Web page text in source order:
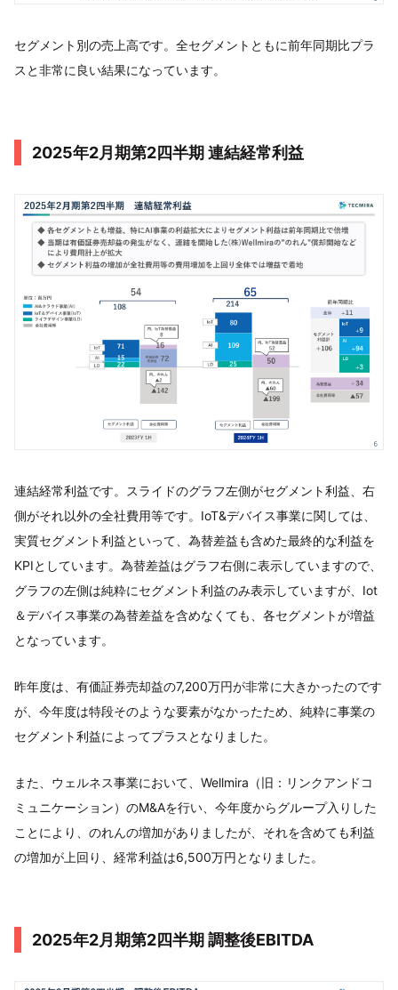
セグメント別の売上高です。全セグメントともに前年同期比プラ
スと非常に良い結果になっています。
2025年2月期第2四半期 連結経常利益
連結経常利益です。スライドのグラフ左側がセグメント利益、右
側がそれ以外の全社費用等です。IoT&デバイス事業に関しては、
実質セグメント利益といって、為替差益も含めた最終的な利益を
KPIとしています。為替差益はグラフ右側に表示していますので、
グラフの左側は純粋にセグメント利益のみ表示していますが、Iot
＆デバイス事業の為替差益を含めなくても、各セグメントが増益
となっています。
昨年度は、有価証券売却益の7,200万円が非常に大きかったのです
が、今年度は特段そのような要素がなかったため、純粋に事業の
セグメント利益によってプラスとなりました。
また、ウェルネス事業において、Wellmira（旧：リンクアンドコ
ミュニケーション）のM&Aを行い、今年度からグループ入りした
ことにより、のれんの増加がありましたが、それを含めても利益
の増加が上回り、経常利益は6,500万円となりました。
2025年2月期第2四半期 調整後EBITDA